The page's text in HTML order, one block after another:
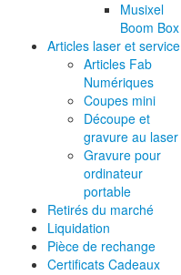
Musixel
Boom Box
Articles laser et service
Articles Fab
Numériques
Coupes mini
Découpe et
gravure au laser
Gravure pour
ordinateur
portable
Retirés du marché
Liquidation
Pièce de rechange
Certificats Cadeaux